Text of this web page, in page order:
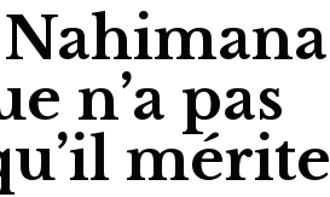
n’a pas
mérite